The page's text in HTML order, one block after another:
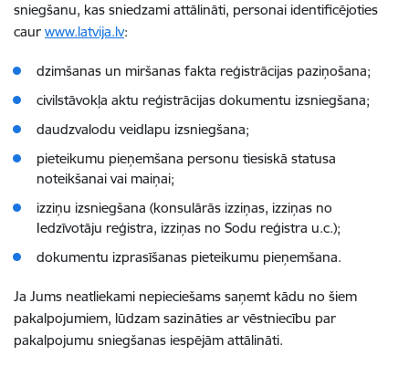
sniegšanu, kas sniedzami attālināti, personai identificējoties
caur www.latvija.lv:
dzimšanas un miršanas fakta reģistrācijas paziņošana;
civilstāvokļa aktu reģistrācijas dokumentu izsniegšana;
daudzvalodu veidlapu izsniegšana;
pieteikumu pieņemšana personu tiesiskā statusa
noteikšanai vai maiņai;
izziņu izsniegšana (konsulārās izziņas, izziņas no
Iedzīvotāju reģistra, izziņas no Sodu reģistra u.c.);
dokumentu izprasīšanas pieteikumu pieņemšana.
Ja Jums neatliekami nepieciešams saņemt kādu no šiem
pakalpojumiem, lūdzam sazināties ar vēstniecību par
pakalpojumu sniegšanas iespējām attālināti.